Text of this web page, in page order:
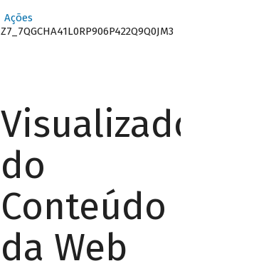
Ações
Z7_7QGCHA41L0RP906P422Q9Q0JM3
Visualizador
do
Conteúdo
da Web